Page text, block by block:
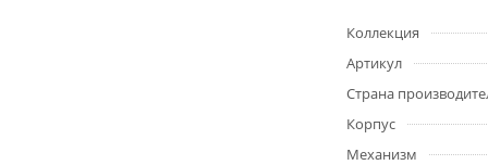
Коллекция
Артикул
Страна
Корпус
Механизм